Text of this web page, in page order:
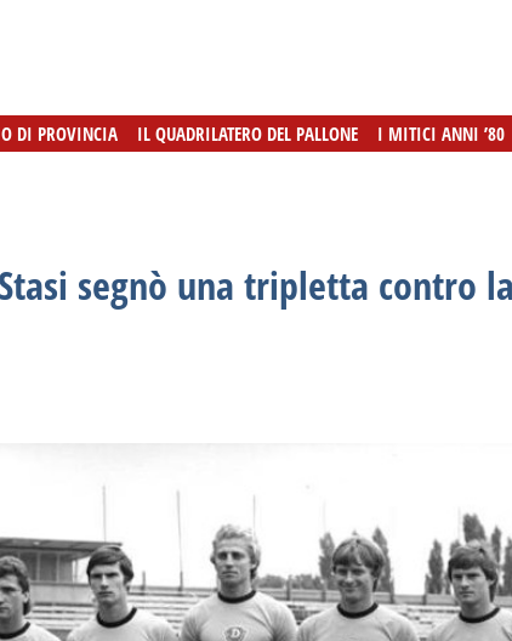
DI PROVINCIA IL QUADRILATERO DEL PALLONE I MITICI ANNI ’80
DI PROVINCIA IL QUADRILATERO DEL PALLONE I MITICI ANNI ’80
segnò una tripletta contro